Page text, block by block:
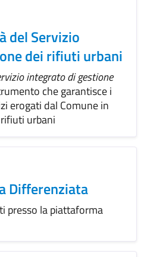
del Servizio
dei rifiuti urbani
integrato di gestione
che garantisce i
erogati dal Comune in
urbani
Differenziata
presso la piattaforma